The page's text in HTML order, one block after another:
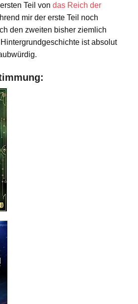
Teil von das Reich der
mir der erste Teil noch
den zweiten bisher ziemlich
ist absolut